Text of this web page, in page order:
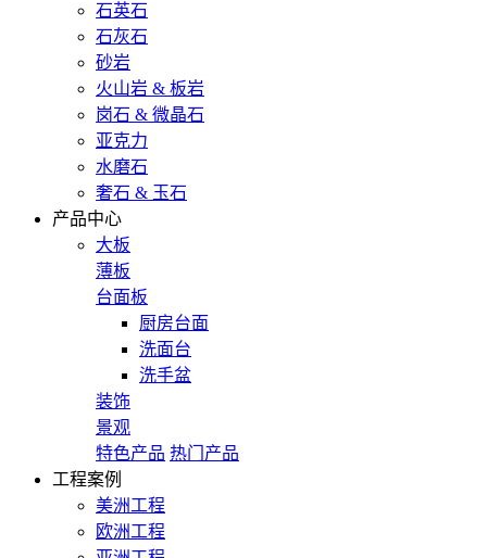
石英石
石灰石
砂岩
火山岩 & 板岩
岗石 & 微晶石
亚克力
水磨石
奢石 & 玉石
产品中心
大板
薄板
台面板
厨房台面
洗面台
洗手盆
装饰
景观
特色产品 热门产品
工程案例
美洲工程
欧洲工程